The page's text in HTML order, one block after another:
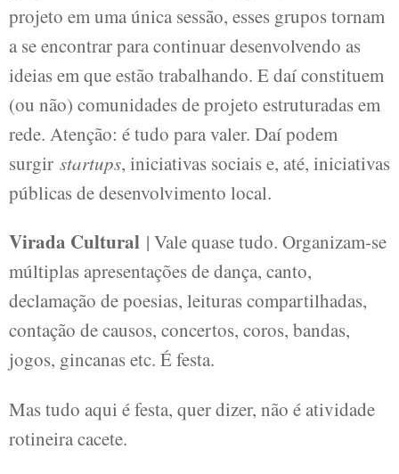
projeto em uma única sessão, esses grupos tornam
a se encontrar para continuar desenvolvendo as
ideias em que estão trabalhando. E daí constituem
(ou não) comunidades de projeto estruturadas em
rede. Atenção: é tudo para valer. Daí podem
surgir startups, iniciativas sociais e, até, iniciativas
públicas de desenvolvimento local.
Virada Cultural | Vale quase tudo. Organizam-se
múltiplas apresentações de dança, canto,
declamação de poesias, leituras compartilhadas,
contação de causos, concertos, coros, bandas,
jogos, gincanas etc. É festa.
Mas tudo aqui é festa, quer dizer, não é atividade
rotineira cacete.